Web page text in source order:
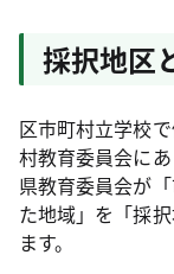
採択地区
区市町村立学校
村教育委員会に
県教育委員会が
た地域」を「採
ます。